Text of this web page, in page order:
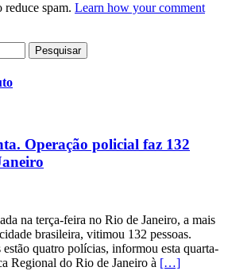
reduce spam. Learn how your comment
Operação policial faz 132
na terça-feira no Rio de Janeiro, a mais
brasileira, vitimou 132 pessoas.
quatro polícias, informou esta quarta-
Regional do Rio de Janeiro à […]